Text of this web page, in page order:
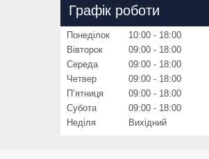
Графік роботи
Понеділок 10:00
18:00
Вівторок
09:00
18:00
Середа
09:00
18:00
Четвер
09:00
18:00
Пʼятниця
09:00
18:00
Субота
09:00
18:00
Неділя
Вихідний